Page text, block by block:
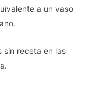
a un vaso
sin receta en las